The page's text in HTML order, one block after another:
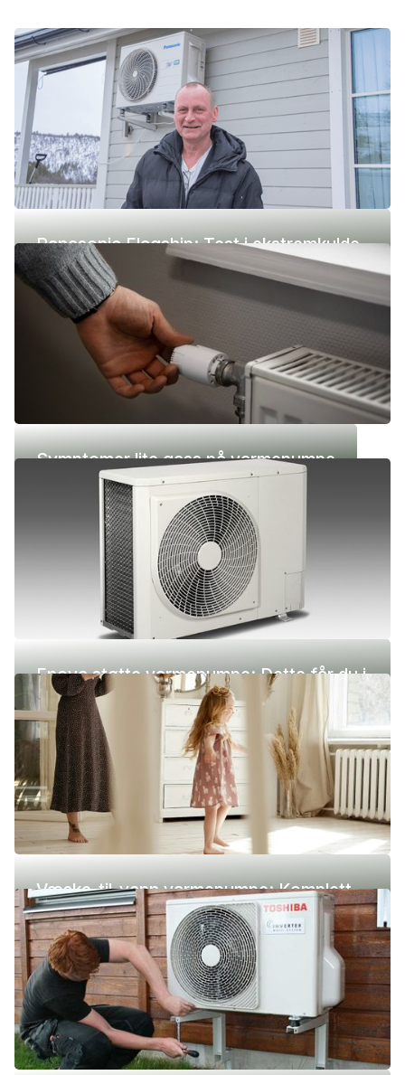
Panasonic Flagship: Test i ekstremkulde
(-42 °C)
Symptomer lite gass på varmepumpe
Enova støtte varmepumpe: Dette får du i
2026
Væske-til-vann varmepumpe: Komplett
guide (pris, fordeler og ulemper)